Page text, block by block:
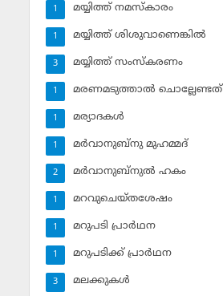
മയ്യിത്ത് നമസ്‌കാരം
1
മയ്യിത്ത് ശിശുവാണെങ്കില്‍
1
മയ്യിത്ത് സംസ്‌കരണം
3
മരണമടുത്താല്‍ ചൊല്ലേണ്ടത്
1
മര്യാദകള്‍
1
മര്‍വാനുബ്‌നു മുഹമ്മദ്
1
മര്‍വാനുബ്‌നുല്‍ ഹകം
2
മറവുചെയ്തശേഷം
1
മറുപടി പ്രാര്‍ഥന
1
മറുപടിക്ക് പ്രാര്‍ഥന
1
മലക്കുകള്‍
3